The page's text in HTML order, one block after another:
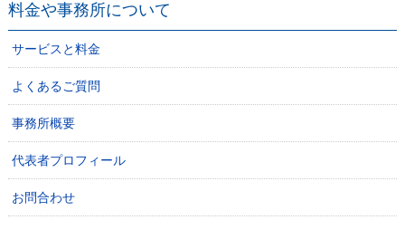
料金や事務所について
サービスと料金
よくあるご質問
事務所概要
代表者プロフィール
お問合わせ